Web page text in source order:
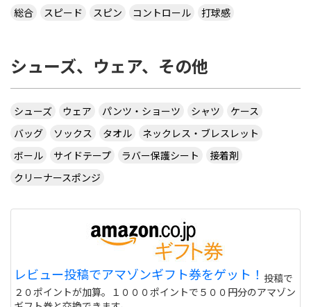
出来ますが、サーブからはできません 。 もしかし
カテ違いですが・・ 攻略サイトには スピンは相手
のコートに球があるときに自分のラケット付近をダ
ブルタップ！する と書いてありますのでやっぱり
ダブルタップではないでしょうか・・・
サイトを見る
CUSTOM TABLE TENNIS というサイトでラバーを
http://www.customtabletennis.co.uk/ですが この
サイトは日本からでも購入できますか？ また個人
情報は英語で入力する必要があるのでしょうか？
偽物うってるとこもあるので 海外のサイトって注意
しないと危ない 個人輸入とかしてオクで偽物うって
る人もいるけど
サイトを見る
総合
スピード スピン コントロール 打球感
シューズ、ウェア、その他
シューズ ウェア パンツ・ショーツ シャツ
ケース
バッグ
ソックス タオル
ネックレス・ブレスレット
ボール
サイドテープ ラバー保護シート
接着剤
クリーナースポンジ
レビュー投稿でアマゾンギフト券をゲット！ 投稿で
２０ポイントが加算。１０００ポイントで５００円分のアマゾン